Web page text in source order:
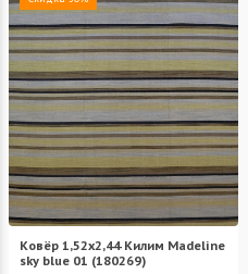
Ковёр 1,52х2,44 Килим Madeline
sky blue 01 (180269)